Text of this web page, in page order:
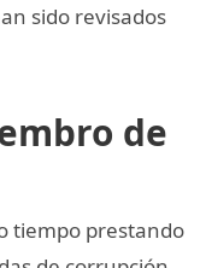
sido revisados
de
tiempo prestando